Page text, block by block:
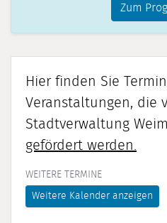
Zum
Hier finden Sie
Veranstaltungen, die
Stadtverwaltung
gefördert werden.
WEITERE TERMINE
Weitere Kalender anzeigen